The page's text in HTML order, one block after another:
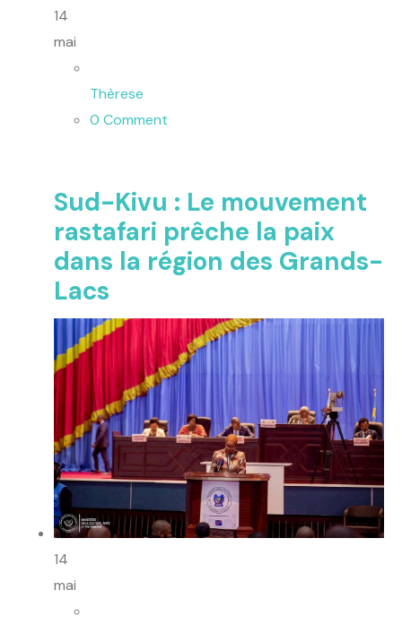
14
mai
Thèrese
0 Comment
Sud-Kivu : Le mouvement
rastafari prêche la paix
dans la région des Grands-
Lacs
14
mai